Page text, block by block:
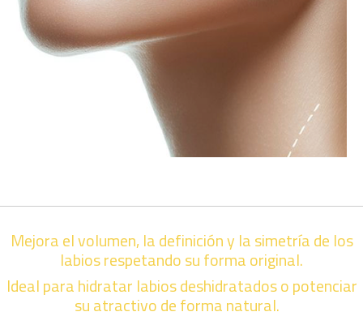
Mejora el volumen, la definición y la simetría de los
labios respetando su forma original.
Ideal para hidratar labios deshidratados o potenciar
su atractivo de forma natural.